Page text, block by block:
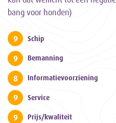
bang voor honden)
9 Schip
9 Bemanning
8 Informatievoorziening
9 Service
9 Prijs/kwaliteit